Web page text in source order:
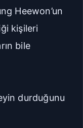
Heewon’un
kişileri
bile
durduğunu